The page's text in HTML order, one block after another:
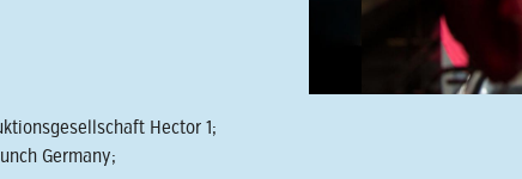
Hector 1;
Germany;